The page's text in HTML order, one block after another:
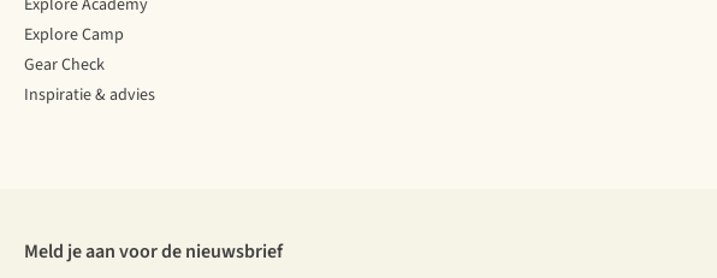
Explore Academy
Explore Camp
Gear Check
Inspiratie & advies
Meld je aan voor de nieuwsbrief